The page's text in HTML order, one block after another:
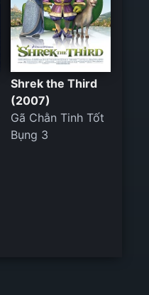
Shrek the Third
(2007)
Gã Chằn Tinh Tốt
Bụng 3